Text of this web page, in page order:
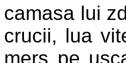
camasa lui
crucii, lua
mers pe